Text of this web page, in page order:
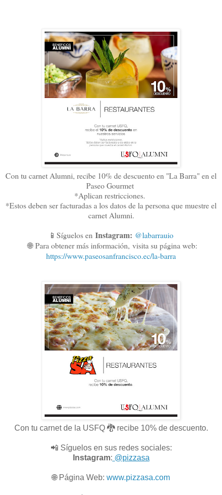
Con tu carnet Alumni, recibe 10% de descuento en "La Barra" en el
Paseo Gourmet
*Aplican restricciones.
*Estos deben ser facturadas a los datos de la persona que muestre el
carnet Alumni.
📱Síguelos en Instagram: @labarrauio
🌐Para obtener más información, visita su página web:
https://www.paseosanfrancisco.ec/la-barra
Con tu carnet de la USFQ 🐉 recibe 10% de descuento.
📲 Síguelos en sus redes sociales:
Instagram: @pizzasa
🌐 Página Web: www.pizzasa.com